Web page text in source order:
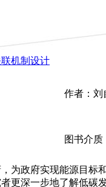
机制设计
作者：刘
图书介质
为政府实现能源目标
更深一步地了解低碳